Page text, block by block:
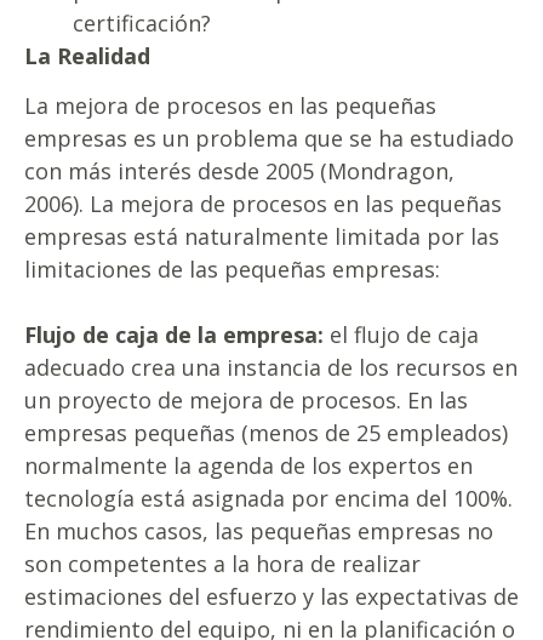
certificación?
La Realidad
La mejora de procesos en las pequeñas
empresas es un problema que se ha estudiado
con más interés desde 2005 (Mondragon,
2006). La mejora de procesos en las pequeñas
empresas está naturalmente limitada por las
limitaciones de las pequeñas empresas:
Flujo de caja de la empresa: el flujo de caja
adecuado crea una instancia de los recursos en
un proyecto de mejora de procesos. En las
empresas pequeñas (menos de 25 empleados)
normalmente la agenda de los expertos en
tecnología está asignada por encima del 100%.
En muchos casos, las pequeñas empresas no
son competentes a la hora de realizar
estimaciones del esfuerzo y las expectativas de
rendimiento del equipo, ni en la planificación o